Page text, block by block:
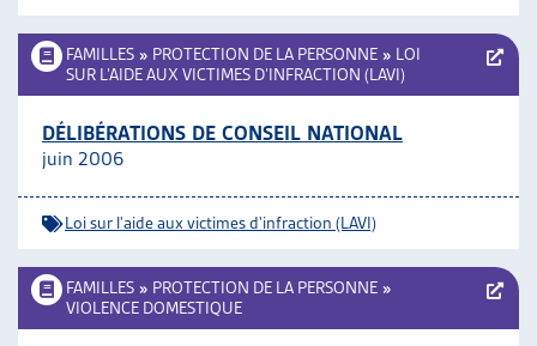
FAMILLES » PROTECTION DE LA PERSONNE » LOI
SUR L’AIDE AUX VICTIMES D’INFRACTION (LAVI)
DÉLIBÉRATIONS DE CONSEIL NATIONAL
juin 2006
Loi sur l'aide aux victimes d'infraction (LAVI)
FAMILLES » PROTECTION DE LA PERSONNE »
VIOLENCE DOMESTIQUE